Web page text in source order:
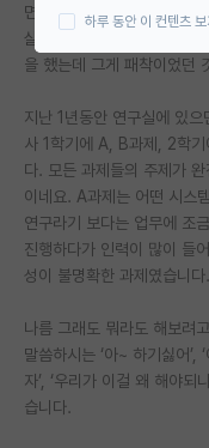
연구실(PI) 홍보 게
임용 정보 게시판
학부 인턴 게시판
취업 게시판
PI 전용 게시판
인문사회 계열 게시
면서 크게 이 분야가 저에게
살면서 대학원 한 번 정도
을 했는데 그게 패착이었던
지난 1년동안 연구실에 있
사 1학기에 A, B과제, 2학
다. 모든 과제들의 주제가
이네요. A과제는 어떤 시스
연구라기 보다는 업무에 조
진행하다가 인력이 많이 들
성이 불명확한 과제였습니다.
나름 그래도 뭐라도 해보려
말씀하시는 ‘아~ 하기싫어’,
자’, ‘우리가 이걸 왜 해야
습니다.
하루 동안 이 컨텐츠 보